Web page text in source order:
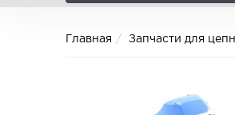
Главная Запчасти для